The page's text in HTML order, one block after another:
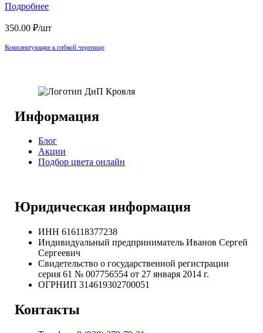
Подробнее
350.00 ₽/шт
Комплектующие к гибкой черепице
Информация
Блог
Акции
Подбор цвета онлайн
Юридическая информация
ИНН 616118377238
Индивидуальный предприниматель Иванов Сергей
Сергеевич
Свидетельство о государственной регистрации
серия 61 № 007756554 от 27 января 2014 г.
ОГРНИП314619302700051
Контакты